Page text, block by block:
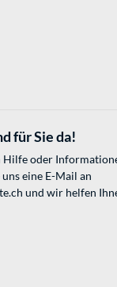
für Sie da!
Hilfe oder
eine E-Mail an
und wir helfen